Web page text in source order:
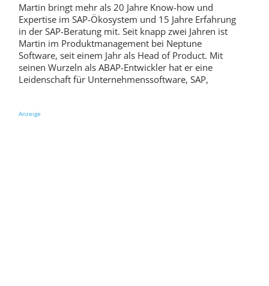
Martin bringt mehr als 20 Jahre Know-how und
Expertise im SAP-Ökosystem und 15 Jahre Erfahrung
in der SAP-Beratung mit. Seit knapp zwei Jahren ist
Martin im Produktmanagement bei Neptune
Software, seit einem Jahr als Head of Product. Mit
seinen Wurzeln als ABAP-Entwickler hat er eine
Leidenschaft für Unternehmenssoftware, SAP,
Anzeige